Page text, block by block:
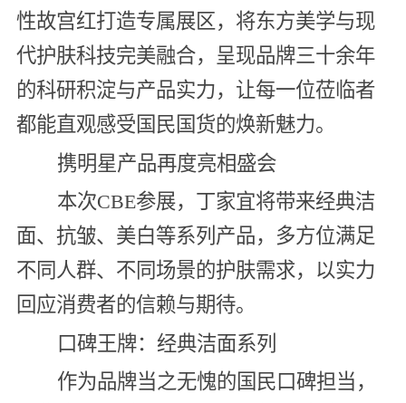
性故宫红打造专属展区，将东方美学与现
代护肤科技完美融合，呈现品牌三十余年
的科研积淀与产品实力，让每一位莅临者
都能直观感受国民国货的焕新魅力。
携明星产品再度亮相盛会
本次CBE参展，丁家宜将带来经典洁
面、抗皱、美白等系列产品，多方位满足
不同人群、不同场景的护肤需求，以实力
回应消费者的信赖与期待。
口碑王牌：经典洁面系列
作为品牌当之无愧的国民口碑担当，